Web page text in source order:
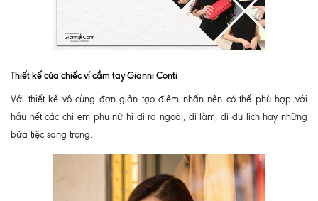
Thiết kế của chiếc ví cầm tay Gianni Conti
Với thiết kế vô cùng đơn giản tạo điểm nhấn nên có thể phù hợp với
hầu hết các chị em phụ nữ hi đi ra ngoài, đi làm, đi du lịch hay những
bữa tiệc sang trọng.